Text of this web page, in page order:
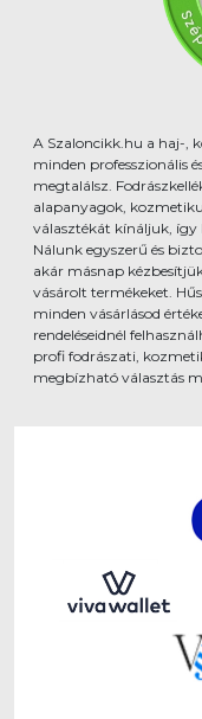
A Szaloncikk.hu a haj-,
minden professzionális
megtalálsz.
alapanyagok,
választékát kínáljuk, így
Nálunk egyszerű és
akár másnap
vásárolt termékeket.
minden vásárlásod
rendeléseidnél
profi fodrászati,
megbízható választás